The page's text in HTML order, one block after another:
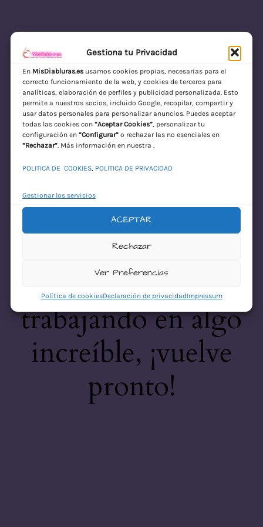
Gestiona tu Privacidad
En MisDiabluras.esusamos cookies propias, necesarias para el
correcto funcionamiento de la web, y cookies de terceros para
analíticas, elaboración de perfiles y publicidad personalizada. Esto
permite a nuestros socios, incluido Google, recopilar, compartir y
usar datos personales para personalizar anuncios. Puedes aceptar
todas las cookies con “Aceptar Cookies”, personalizar tu
configuración en “Configurar”o rechazar las no esenciales en
“Rechazar”. Más información en nuestra .
POLITICA DE COOKIES, POLITICA DE PRIVACIDAD
Gestionar los servicios
ACEPTAR
Rechazar
Ver Preferencias
Política de cookiesDeclaración de privacidadImpressum
MisDiabluras | Sexshop Online con Envío
Discreto en España
Acceder
¡Disculpa este
desastre! Estamos
trabajando en algo
increíble, ¡vuelve
pronto!